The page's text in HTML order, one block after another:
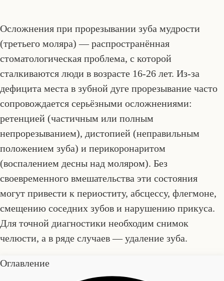
Осложнения при прорезывании зуба мудрости
(третьего моляра) — распространённая
стоматологическая проблема, с которой
сталкиваются люди в возрасте 16-26 лет. Из-за
дефицита места в зубной дуге прорезывание часто
сопровождается серьёзными осложнениями:
ретенцией (частичным или полным
непрорезыванием), дистопией (неправильным
положением зуба) и перикоронаритом
(воспалением десны над моляром). Без
своевременного вмешательства эти состояния
могут привести к периоститу, абсцессу, флегмоне,
смещению соседних зубов и нарушению прикуса.
Для точной диагностики необходим снимок
челюсти, а в ряде случаев — удаление зуба.
Оглавление